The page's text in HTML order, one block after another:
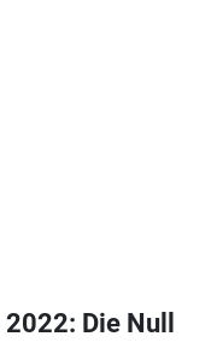
Die Null